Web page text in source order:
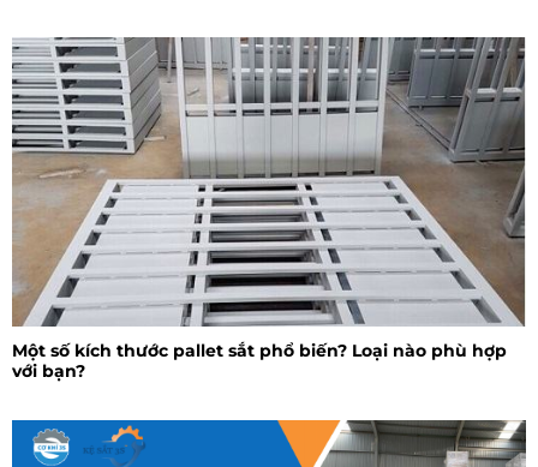
Một số kích thước pallet sắt phổ biến? Loại nào phù hợp
với bạn?